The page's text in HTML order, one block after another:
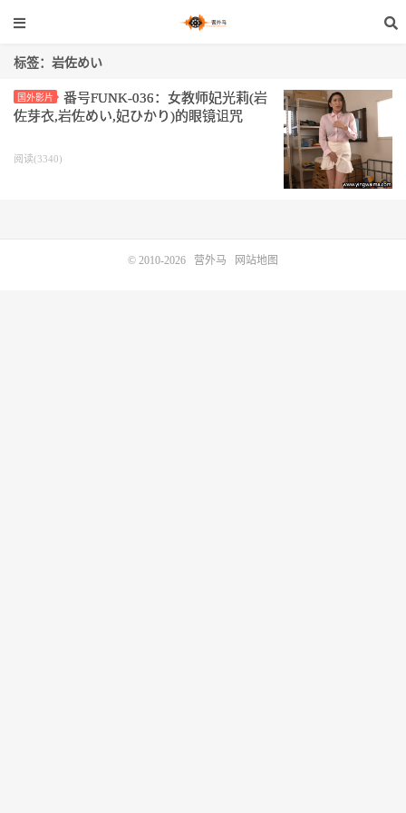
标签：岩佐めい
国外影片
番号FUNK-036：女教师妃光莉(岩
佐芽衣,岩佐めい,妃ひかり)的眼镜诅咒
阅读(3340)
© 2010-2026 营外马 网站地图